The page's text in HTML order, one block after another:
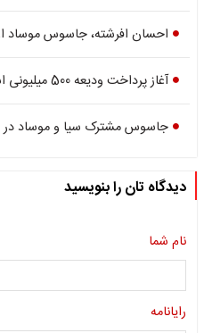
احسان افرشته، جاسوس
آغاز پرداخت ودیعه 500 میلیونی اسکان به آسیب‌دیدگان جنگ
جاسوس مشترک سیا و موساد در
دیدگاه تان را بنویسید
نام شما
رایانامه